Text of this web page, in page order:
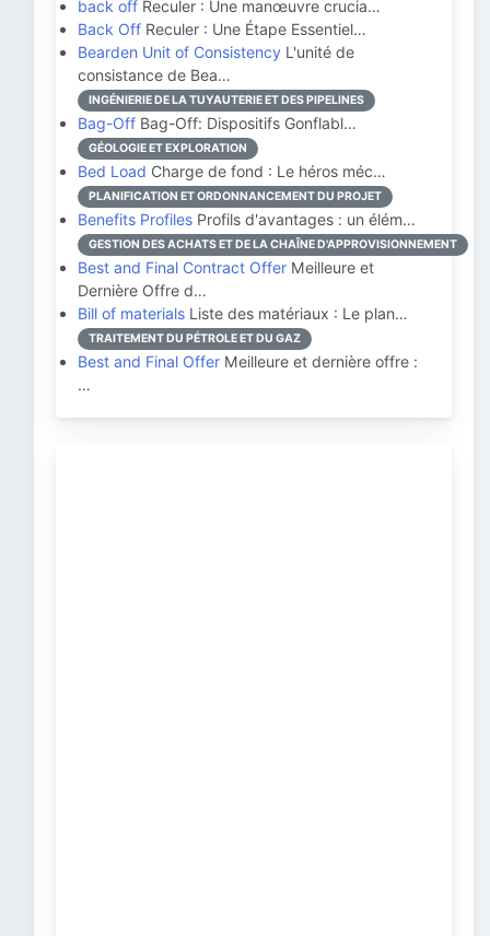
back off Reculer : Une manœuvre crucia…
Back Off Reculer : Une Étape Essentiel…
Bearden Unit of Consistency L'unité de
consistance de Bea…
INGÉNIERIE DE LA TUYAUTERIE ET DES PIPELINES
Bag-Off Bag-Off: Dispositifs Gonflabl…
GÉOLOGIE ET EXPLORATION
Bed Load Charge de fond : Le héros méc…
PLANIFICATION ET ORDONNANCEMENT DU PROJET
Benefits Profiles Profils d'avantages : un élém…
GESTION DES ACHATS ET DE LA CHAÎNE D'APPROVISIONNEMENT
Best and Final Contract Offer Meilleure et
Dernière Offre d…
Bill of materials Liste des matériaux : Le plan…
TRAITEMENT DU PÉTROLE ET DU GAZ
Best and Final Offer Meilleure et dernière offre :
…